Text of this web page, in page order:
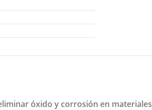
óxido y corrosión en materiales